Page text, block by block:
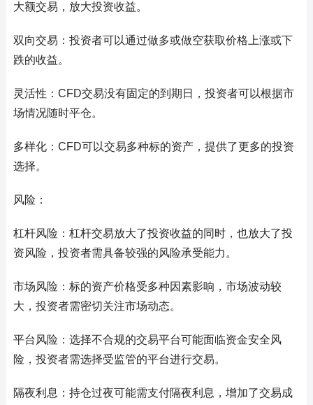
大额交易，放大投资收益。
双向交易：投资者可以通过做多或做空获取价格上涨或下
跌的收益。
灵活性：CFD交易没有固定的到期日，投资者可以根据市
场情况随时平仓。
多样化：CFD可以交易多种标的资产，提供了更多的投资
选择。
风险：
杠杆风险：杠杆交易放大了投资收益的同时，也放大了投
资风险，投资者需具备较强的风险承受能力。
市场风险：标的资产价格受多种因素影响，市场波动较
大，投资者需密切关注市场动态。
平台风险：选择不合规的交易平台可能面临资金安全风
险，投资者需选择受监管的平台进行交易。
隔夜利息：持仓过夜可能需支付隔夜利息，增加了交易成